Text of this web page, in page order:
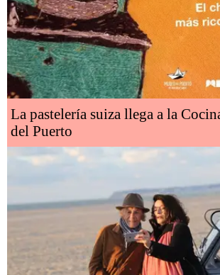
La pastelería suiza llega a la
del Puerto